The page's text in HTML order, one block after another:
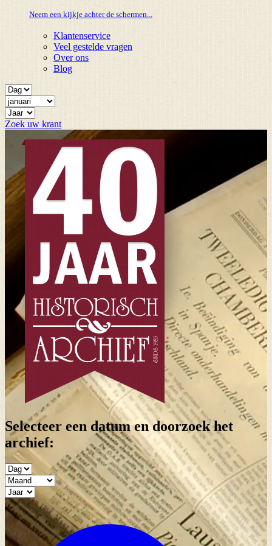
Neem een kijkje achter de schermen...
Klantenservice
Veel gestelde vragen
Over ons
Blog
Zoek uw krant
Selecteer een datum en doorzoek het
archief: